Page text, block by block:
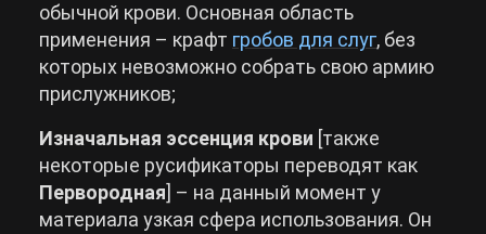
обычной крови. Основная область
применения – крафт гробов для слуг, без
которых невозможно собрать свою армию
прислужников;
Изначальная эссенция крови [также
некоторые русификаторы переводят как
Первородная] – на данный момент у
материала узкая сфера использования. Он